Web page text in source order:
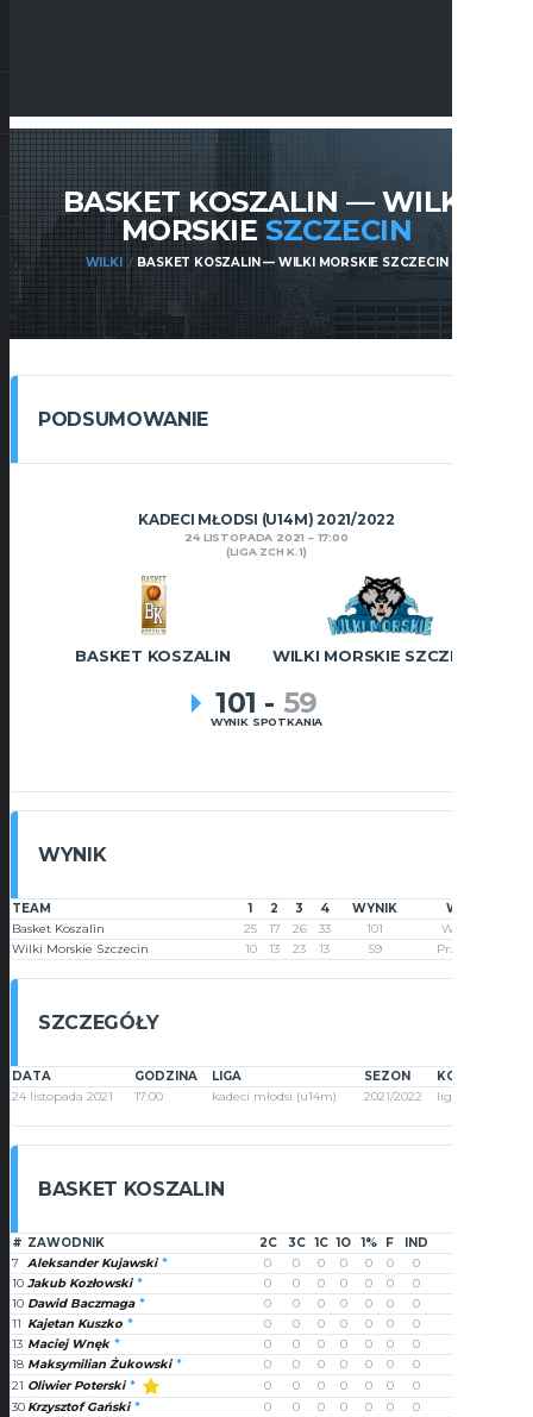
BASKET KOSZALIN — WILKI
MORSKIE SZCZECIN
WILKI BASKET KOSZALIN — WILKI MORSKIE SZCZECIN
PODSUMOWANIE
KADECI MŁODSI (U14M) 2021/2022
24 LISTOPADA 2021
17:00
(LIGA ZCH K.1)
BASKET KOSZALIN WILKI MORSKIE SZCZECIN
101 - 59
WYNIK SPOTKANIA
WYNIK
TEAM 1 2 3 4 WYNIK
WYNIK
Basket Koszalin
25 17 26 33 101
Wygrana
Wilki Morskie Szczecin
10 13 23 13 59 Przegrana
SZCZEGÓŁY
DATA GODZINA LIGA SEZON
KOLEJKA
24 listopada 2021
17:00 kadeci młodsi (u14m) 2021/2022 liga ZCH k.1
BASKET KOSZALIN
# ZAWODNIK 2C 3C 1C 1O 1% F IND
7
Aleksander Kujawski 0 0 0 0 0 0 0
10 Jakub Kozłowski 0 0 0 0 0 0 0
10 Dawid Baczmaga 0 0 0 0 0 0 0
11 Kajetan Kuszko 0 0 0 0 0 0 0
13 Maciej Wnęk 0 0 0 0 0 0 0
18 Maksymilian Żukowski 0 0 0 0 0 0 0
21 Oliwier Poterski 0 0 0 0 0 0 0
30 Krzysztof Gański 0 0 0 0 0 0 0